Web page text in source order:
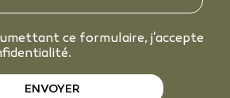
ce formulaire, j'accepte
ENVOYER